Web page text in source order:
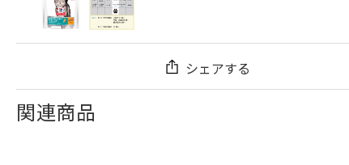
シェアする
関連商品